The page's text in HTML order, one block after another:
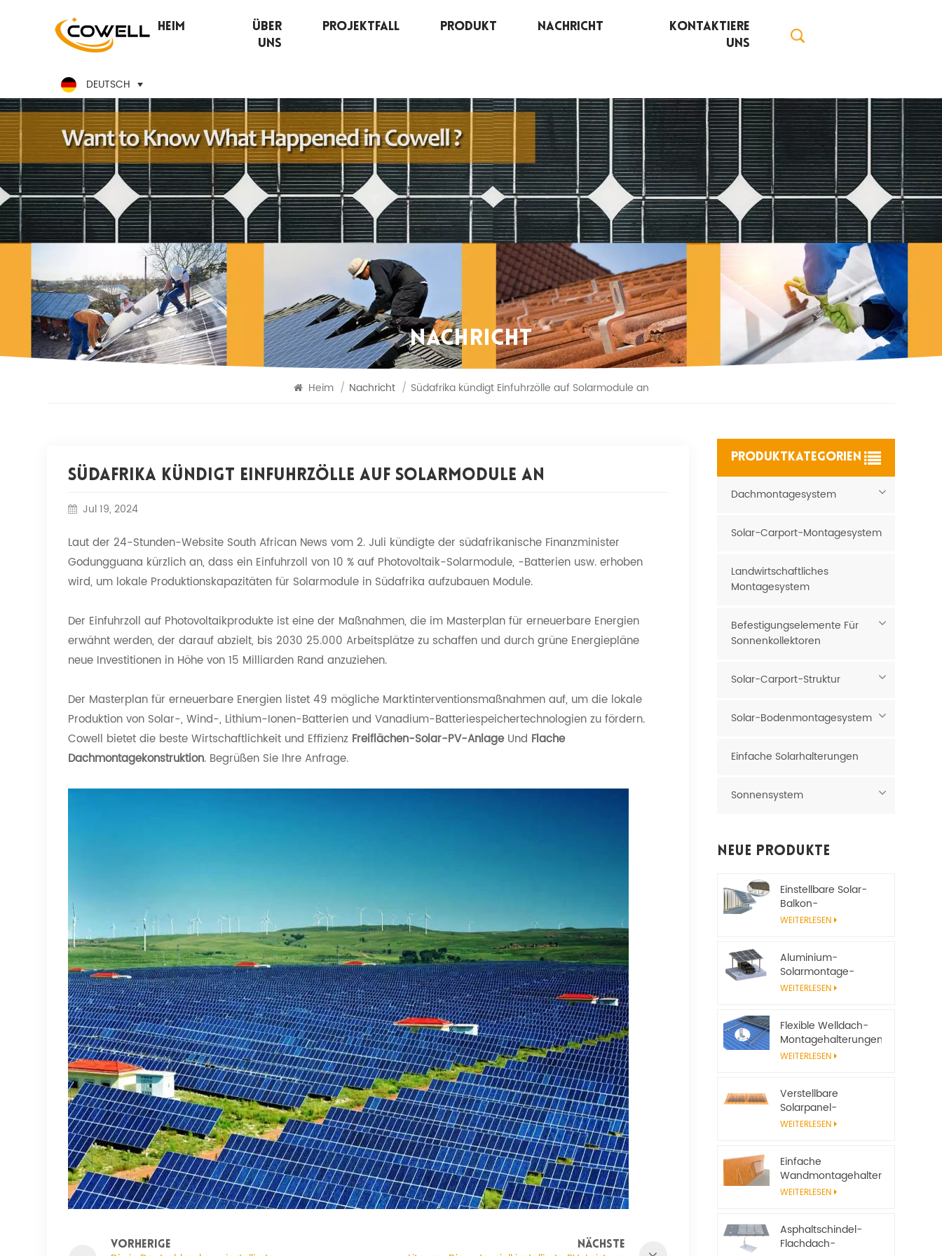
Heim
Über
Uns
Projektfall Produkt Nachricht
Kontaktiere
Uns
DEUTSCH
NACHRICHT
Heim / Nachricht / Südafrika kündigt Einfuhrzölle auf Solarmodule an
Südafrika Kündigt Einfuhrzölle Auf Solarmodule An
Jul 19, 2024
Laut der 24-Stunden-Website South African News vom 2. Juli kündigte der südafrikanische Finanzminister
Godungguana kürzlich an, dass ein Einfuhrzoll von 10 % auf Photovoltaik-Solarmodule, -Batterien usw. erhoben
wird, um lokale Produktionskapazitäten für Solarmodule in Südafrika aufzubauen Module.
Der Einfuhrzoll auf Photovoltaikprodukte ist eine der Maßnahmen, die im Masterplan für erneuerbare Energien
erwähnt werden, der darauf abzielt, bis 2030 25.000 Arbeitsplätze zu schaffen und durch grüne Energiepläne
neue Investitionen in Höhe von 15 Milliarden Rand anzuziehen.
Der Masterplan für erneuerbare Energien listet 49 mögliche Marktinterventionsmaßnahmen auf, um die lokale
Produktion von Solar-, Wind-, Lithium-Ionen-Batterien und Vanadium-Batteriespeichertechnologien zu fördern.
Cowell bietet die beste Wirtschaftlichkeit und Effizienz Freiflächen-Solar-PV-AnlageUnd Flache
Dachmontagekonstruktion. Begrüßen Sie Ihre Anfrage.
VORHERIGE NÄCHSTE
PRODUKTKATEGORIEN
Dachmontagesystem
Solar-Carport-Montagesystem
Landwirtschaftliches
Montagesystem
Befestigungselemente Für
Sonnenkollektoren
Solar-Carport-Struktur
Solar-Bodenmontagesystem
Einfache Solarhalterungen
Sonnensystem
Neue Produkte
Einstellbare Solar-
Balkon-
Montagehalterung
WEITERLESEN
Aluminium-
Solarmontage-
Carport-System
WEITERLESEN
Flexible Welldach-
Montagehalterungen
für Solarmodule
WEITERLESEN
Verstellbare
Solarpanel-
Neigungshalterungen
Solarsysteme
WEITERLESEN
Einfache
Wandmontagehalterungen
aus Aluminium für
WEITERLESEN
Asphaltschindel-
Flachdach-